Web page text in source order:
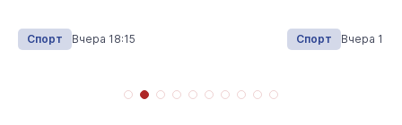
Спорт Вчера 18:15 Спорт Вчера